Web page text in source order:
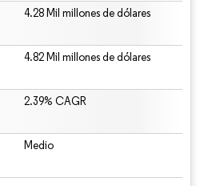
4.28 Mil millones de dólares
4.82 Mil millones de dólares
2.39% CAGR
Medio